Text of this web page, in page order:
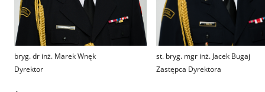
bryg. dr inż. Marek Wnęk
Dyrektor
st. bryg. mgr inż. Jacek Bugaj
Zastępca Dyrektora